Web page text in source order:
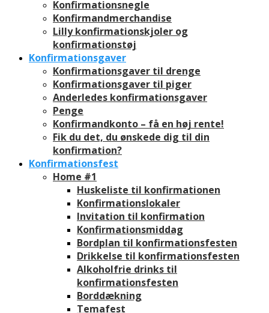
Konfirmationsnegle
Konfirmandmerchandise
Lilly konfirmationskjoler og
konfirmationstøj
Konfirmationsgaver
Konfirmationsgaver til drenge
Konfirmationsgaver til piger
Anderledes konfirmationsgaver
Penge
Konfirmandkonto – få en høj rente!
Fik du det, du ønskede dig til din
konfirmation?
Konfirmationsfest
Home #1
Huskeliste til konfirmationen
Konfirmationslokaler
Invitation til konfirmation
Konfirmationsmiddag
Bordplan til konfirmationsfesten
Drikkelse til konfirmationsfesten
Alkoholfrie drinks til
konfirmationsfesten
Borddækning
Temafest